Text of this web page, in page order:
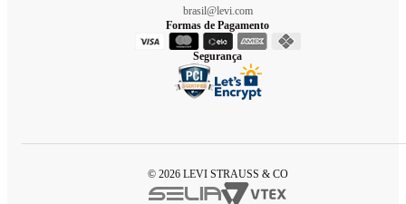
brasil@levi.com
Formas de Pagamento
Segurança
© 2026 LEVI STRAUSS & CO